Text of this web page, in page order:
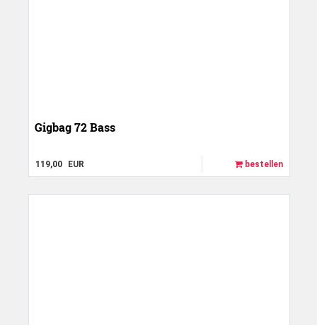
Gigbag 72 Bass
119,00 EUR bestellen